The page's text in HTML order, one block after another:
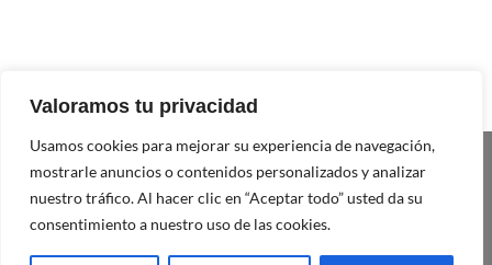
Valoramos tu privacidad
Usamos cookies para mejorar su experiencia de navegación,
mostrarle anuncios o contenidos personalizados y analizar
nuestro tráfico. Al hacer clic en “Aceptar todo” usted da su
consentimiento a nuestro uso de las cookies.